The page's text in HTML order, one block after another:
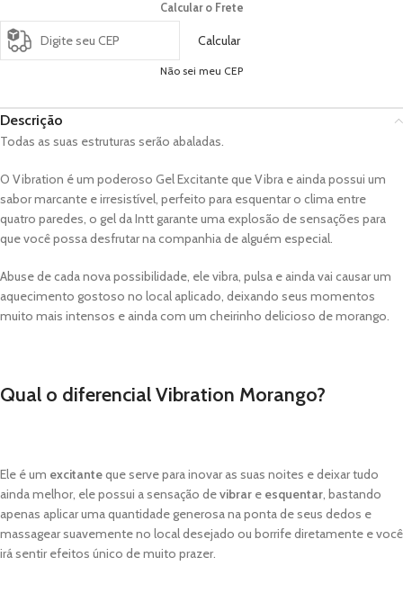
Calcular o Frete
Calcular
Não sei meu CEP
Descrição
Todas as suas estruturas serão abaladas.
O Vibration é um poderoso Gel Excitante que Vibra e ainda possui um
sabor marcante e irresistível, perfeito para esquentar o clima entre
quatro paredes, o gel da Intt garante uma explosão de sensações para
que você possa desfrutar na companhia de alguém especial.
Abuse de cada nova possibilidade, ele vibra, pulsa e ainda vai causar um
aquecimento gostoso no local aplicado, deixando seus momentos
muito mais intensos e ainda com um cheirinho delicioso de morango.
Qual o diferencial Vibration Morango?
Ele é um excitanteque serve para inovar as suas noites e deixar tudo
ainda melhor, ele possui a sensação devibrar e esquentar, bastando
apenas aplicar uma quantidade generosa na ponta de seus dedos e
massagear suavemente no local desejado ou borrife diretamente e você
irá sentir efeitos único de muito prazer.